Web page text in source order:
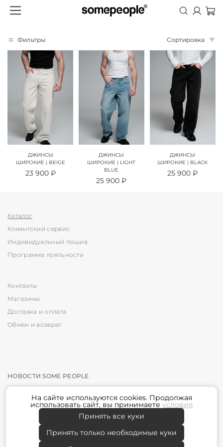
Джинсы
Фильтры Сортировка
ДЖИНСЫ
ШИРОКИЕ | BEIGE
23 900 ₽
ДЖИНСЫ
ШИРОКИЕ | LIGHT
BLUE
25 900 ₽
ДЖИНСЫ
ШИРОКИЕ | BLACK
25 900 ₽
Каталог
Клиентский сервис
Индивидуальный пошив
Программа лояльности
Контакты
Магазины
Доставка и оплата
Обмен и возврат
НОВОСТИ SOME PEOPLE
Подписаться
Я принимаю условия политики конфиденциальности
На сайте используются cookies. Продолжая
использовать сайт, вы принимаете условия
Принять все куки
Принять только необходимые куки